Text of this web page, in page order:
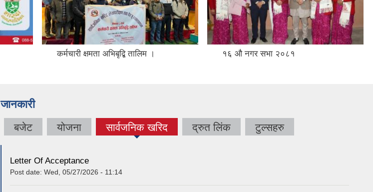
१६ औ नगर सभा २०८१ नगर सभा २०८१ ।
जानकारी
बजेट योजना सार्वजनिक खरिद
(active tab) द्रुत लिंक टुल्सहरु
Letter Of Acceptance
Post date: Wed, 05/27/2026 - 11:14